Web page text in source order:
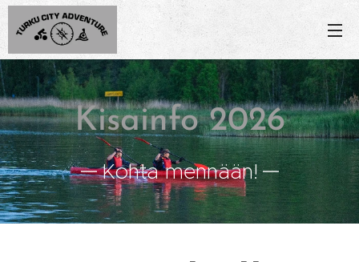
Kisainfo 2026
Kohta mennään!